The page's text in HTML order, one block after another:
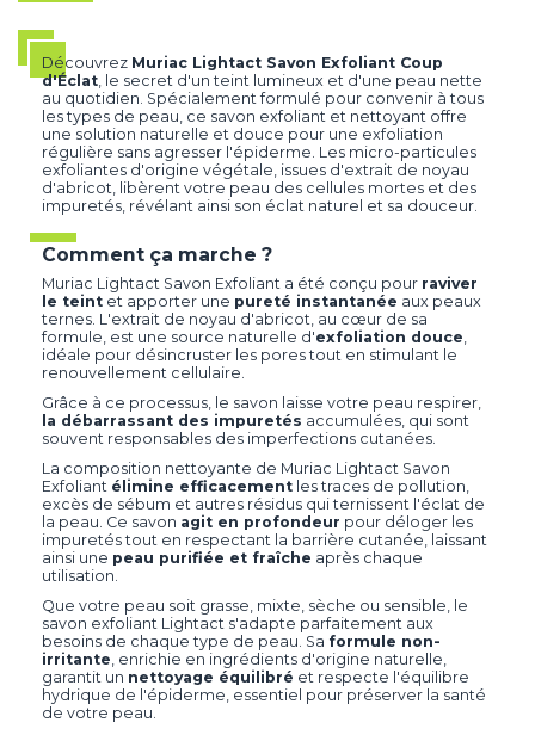
Découvrez Muriac Lightact Savon Exfoliant Coup
d'Éclat, le secret d'un teint lumineux et d'une peau nette
au quotidien. Spécialement formulé pour convenir à tous
les types de peau, ce savon exfoliant et nettoyant offre
une solution naturelle et douce pour une exfoliation
régulière sans agresser l'épiderme. Les micro-particules
exfoliantes d'origine végétale, issues d'extrait de noyau
d'abricot, libèrent votre peau des cellules mortes et des
impuretés, révélant ainsi son éclat naturel et sa douceur.
Comment ça marche ?
Muriac Lightact Savon Exfoliant a été conçu pour raviver
le teint et apporter une pureté instantanée aux peaux
ternes. L'extrait de noyau d'abricot, au cœur de sa
formule, est une source naturelle d'exfoliation douce
idéale pour désincruster les pores tout en stimulant le
renouvellement cellulaire.
Grâce à ce processus, le savon laisse votre peau respirer,
la débarrassant des impuretés accumulées, qui sont
souvent responsables des imperfections cutanées.
La composition nettoyante de Muriac Lightact Savon
Exfoliant élimine efficacement les traces de pollution,
excès de sébum et autres résidus qui ternissent l'éclat de
la peau. Ce savon agit en profondeur pour déloger les
impuretés tout en respectant la barrière cutanée, laissant
ainsi une peau purifiée et fraîche après chaque
utilisation.
Que votre peau soit grasse, mixte, sèche ou sensible, le
savon exfoliant Lightact s'adapte parfaitement aux
besoins de chaque type de peau. Sa formule non-
irritante , enrichie en ingrédients d'origine naturelle,
garantit un nettoyage équilibré et respecte l'équilibre
hydrique de l'épiderme, essentiel pour préserver la santé
de votre peau.